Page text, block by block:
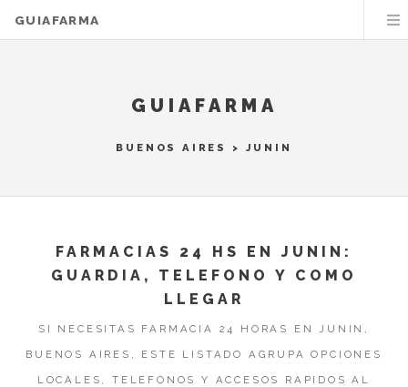
GUIAFARMA
GUIAFARMA
BUENOS AIRES > JUNIN
FARMACIAS 24 HS EN JUNIN:
GUARDIA, TELEFONO Y COMO
LLEGAR
SI NECESITAS FARMACIA 24 HORAS EN JUNIN,
BUENOS AIRES, ESTE LISTADO AGRUPA OPCIONES
LOCALES, TELEFONOS Y ACCESOS RAPIDOS AL